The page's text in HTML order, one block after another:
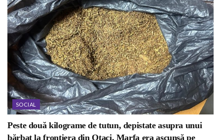
SOCIAL
Peste două kilograme de tutun, depistate asupra unui
bărbat la frontiera din Otaci. Marfa era ascunsă pe